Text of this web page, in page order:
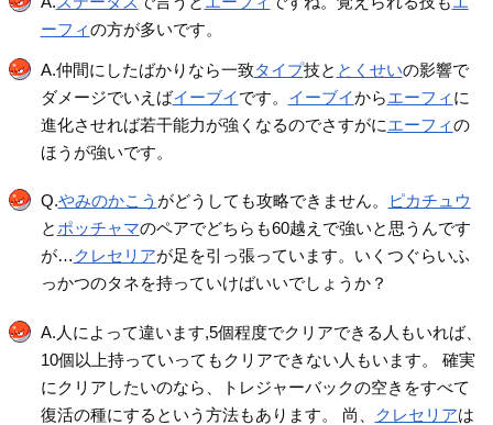
ーフィの方が多いです。
A.仲間にしたばかりなら一致タイプ技と とくせいの影響で
ダメージでいえばイーブイです。 イーブイからエーフィ に
進化させれば若干能力が強くなるのでさすがにエーフィの
ほうが強いです。
Q.やみのかこう がどうしても攻略できません。
ピカチュウ
と ポッチャマのペアでどちらも60越えで強いと思うんです
が… クレセリアが足を引っ張っています。いくつぐらいふ
っかつのタネを持っていけばいいでしょうか？
A.人によって違います,5個程度でクリアできる人もいれば、
10個以上持っていってもクリアできない人もいます。 確実
にクリアしたいのなら、トレジャーバックの空きをすべて
復活の種にするという方法もあります。 尚、
クレセリアは